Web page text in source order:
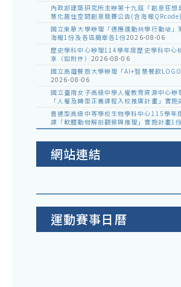
內政部建築研究所主辦第十九屆「創意狂
慧化居住空間創意競賽公告(含海報
國立東華大學辦理「適應運動共學行動站」
海報1份及各區簡章各1份2026-08-06
歷史學科中心辦理114學年度歷史學科中心
享（如附件） 2026-08-06
國立高雄餐旅大學辦理「AI+智慧餐飲
2026-08-06
國立臺南女子高級中學人權教育資源中心
「人權及轉型正義課程入校推廣計畫」實施
普通型高級中等學校生物學科中心115學年
課「軟體動物解剖觀察與推理」實施計畫1
網站連結
運動賽事日曆